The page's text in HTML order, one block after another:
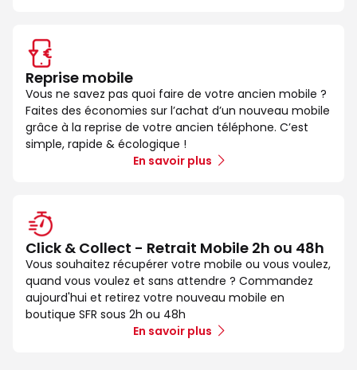
Reprise mobile
Vous ne savez pas quoi faire de votre ancien mobile ?
Faites des économies sur l’achat d’un nouveau mobile
grâce à la reprise de votre ancien téléphone. C’est
simple, rapide & écologique !
En savoir plus
Click & Collect - Retrait Mobile 2h ou 48h
Vous souhaitez récupérer votre mobile ou vous voulez,
quand vous voulez et sans attendre ? Commandez
aujourd'hui et retirez votre nouveau mobile en
boutique SFR sous 2h ou 48h
En savoir plus